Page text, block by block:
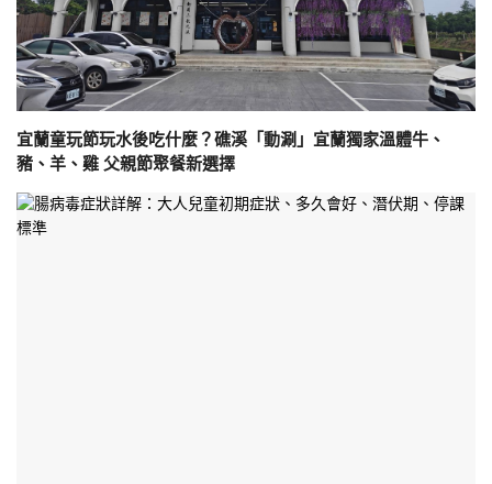
宜蘭童玩節玩水後吃什麼？礁溪「動涮」宜蘭獨家溫體牛、
豬、羊、雞 父親節聚餐新選擇